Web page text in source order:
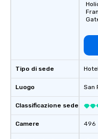
Tipo di sede
Luogo
Classificazione sede
Camere
Hotel
San
496